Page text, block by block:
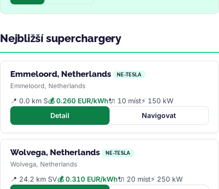
Nejbližší superchargery
Emmeloord, Netherlands NE-TESLA
Emmeloord, Netherlands
📍 0.0 km S💰 0.260 EUR/kWh🔌 10 míst⚡ 150 kW
Detail
Navigovat
Wolvega, Netherlands NE-TESLA
Wolvega, Netherlands
📍 24.2 km SV💰 0.310 EUR/kWh🔌 20 míst⚡ 250 kW